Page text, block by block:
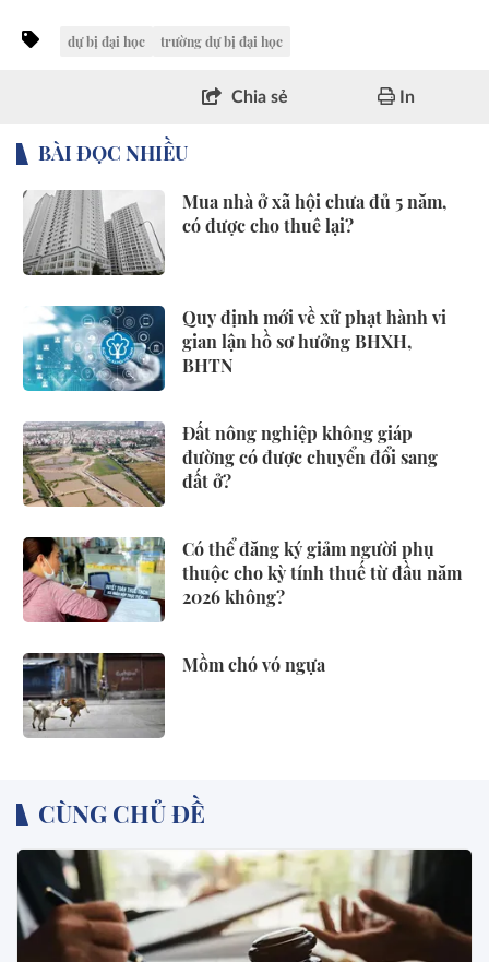
dự bị đại học trường dự bị đại học
Chia sẻ In
BÀI ĐỌC NHIỀU
Mua nhà ở xã hội chưa đủ 5 năm,
có được cho thuê lại?
Quy định mới về xử phạt hành vi
gian lận hồ sơ hưởng BHXH,
BHTN
Đất nông nghiệp không giáp
đường có được chuyển đổi sang
đất ở?
Có thể đăng ký giảm người phụ
thuộc cho kỳ tính thuế từ đầu năm
2026 không?
Mồm chó vó ngựa
CÙNG CHỦ ĐỀ